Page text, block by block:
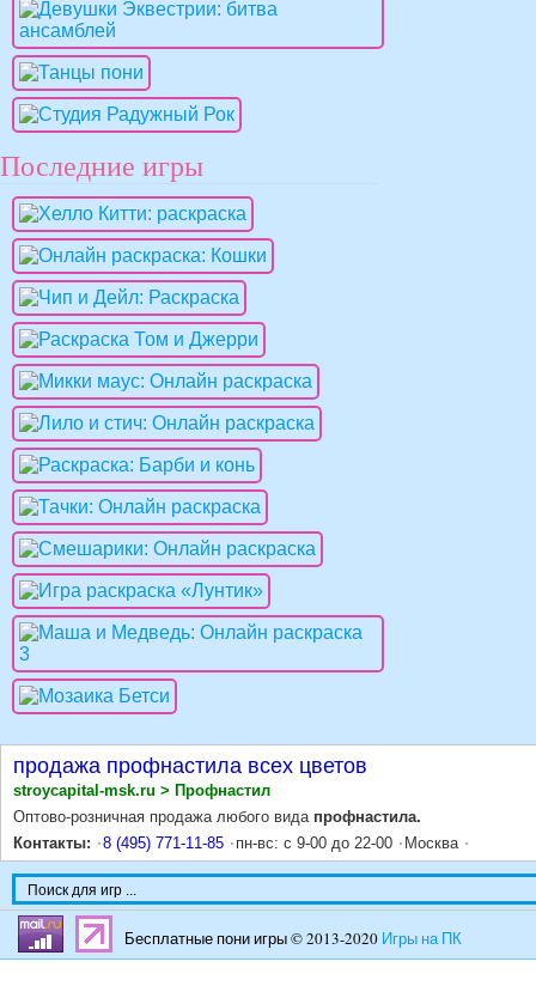
Последние игры
продажа профнастила всех цветов
stroycapital-msk.ru > Профнастил
Оптово-розничная продажа любого вида профнастила.
Контакты:
8 (495) 771-11-85 пн-вс: с 9-00 до 22-00 Москва
Бесплатные пони игры © 2013-2020 Игры на ПК